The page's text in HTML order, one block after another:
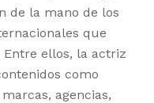
de la mano de los
que
ellos, la actriz
como
agencias,